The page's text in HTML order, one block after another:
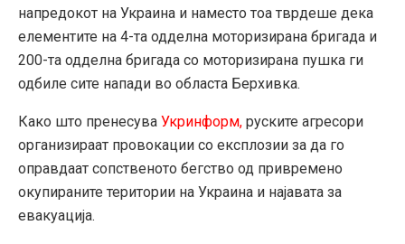
напредокот на Украина и наместо тоа тврдеше дека
елементите на 4-та одделна моторизирана бригада и
200-та одделна бригада со моторизирана пушка ги
одбиле сите напади во областа Берхивка.
Како што пренесува Укринформ, руските агресори
организираат провокации со експлозии за да го
оправдаат сопственото бегство од привремено
окупираните територии на Украина и најавата за
евакуација.